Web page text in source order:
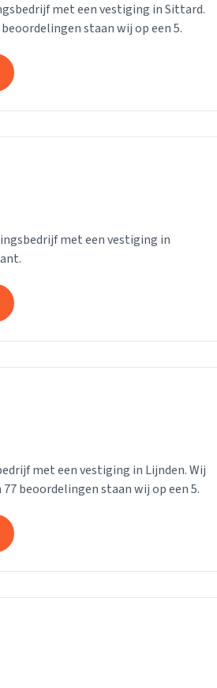
met een vestiging in Sittard.
staan wij op een 5.
met een vestiging in
met een vestiging in Lijnden. Wij
beoordelingen staan wij op een 5.